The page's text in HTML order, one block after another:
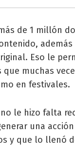
de 1 millón
además
Eso le
que muchas
en festivales.
le hizo falta
una
y que lo llenó